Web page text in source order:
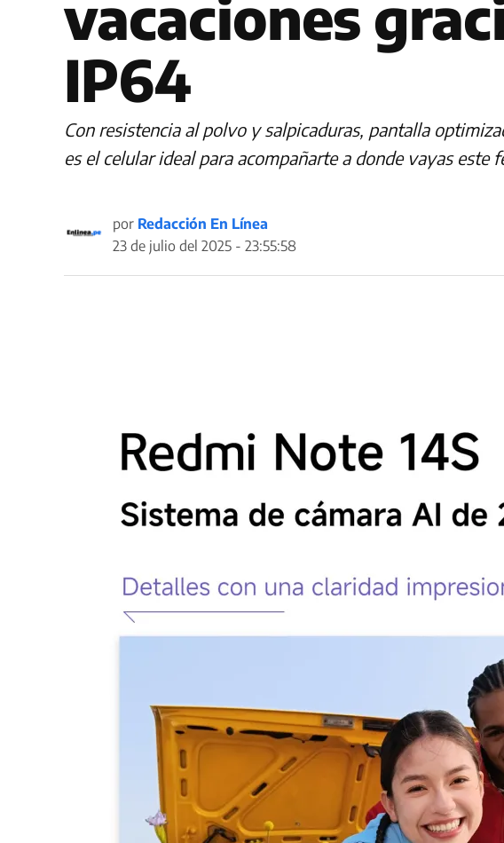
vacaciones
IP64
Con resistencia al polvo y salpicaduras, pantalla
es el celular ideal para acompañarte a donde vayas este
por Redacción En Línea
23 de julio del 2025 - 23:55:58